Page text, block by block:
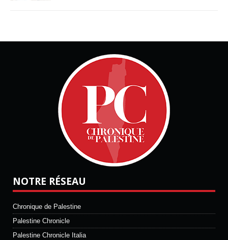
NOTRE RÉSEAU
Chronique de Palestine
Palestine Chronicle
Palestine Chronicle Italia